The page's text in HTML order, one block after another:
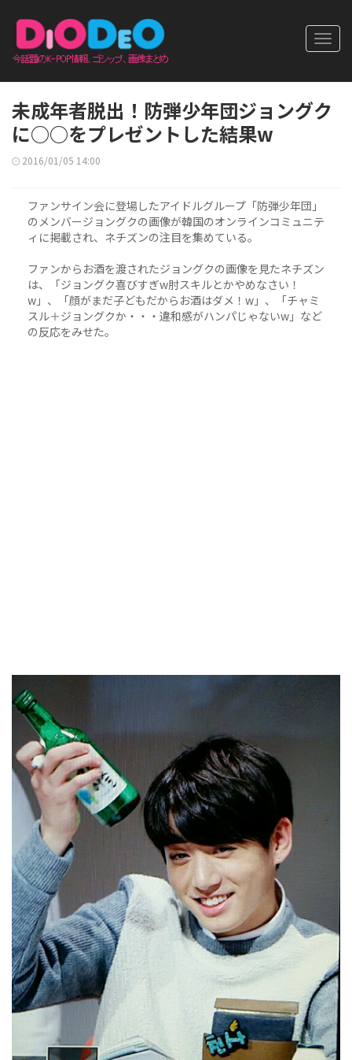
未成年者脱出！防弾少年団ジョングク
に○○をプレゼントした結果w
2016/01/05 14:00
ファンサイン会に登場したアイドルグループ「防弾少年団」
のメンバージョングクの画像が韓国のオンラインコミュニテ
ィに掲載され、ネチズンの注目を集めている。
ファンからお酒を渡されたジョングクの画像を見たネチズン
は、「ジョングク喜びすぎw肘スキルとかやめなさい！
w」、「顔がまだ子どもだからお酒はダメ！w」、「チャミ
スル＋ジョングクか・・・違和感がハンパじゃないw」など
の反応をみせた。